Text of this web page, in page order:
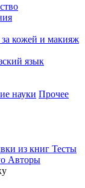
за кожей и макияж
язык
науки Прочее
из книг Тесты
Авторы